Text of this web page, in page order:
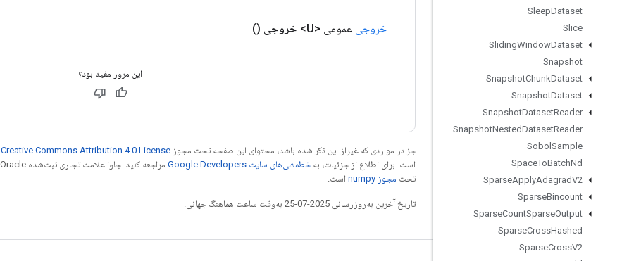
SleepDataset
Slice
SlidingWindowDataset
Snapshot
SnapshotChunkDataset
SnapshotDataset
SnapshotDatasetReader
SnapshotNestedDatasetReader
Sobol Sample
SpaceToBatchNd
SparseApplyAdagradV2
SparseBincount
SparseCountSparseOutput
SparseCrossHashed
SparseCrossV2
خروجی عمومی <U> خروجی ()
این مرور مفید بود؟
جز در مواردی که غیراز این ذکر شده باشد، محتوای این صفحه تحت مجوز Creative Commons Attribution 4.0 License
است. برای اطلاع از جزئیات، به خطمشی‌های سایت Google Developers‏
تحت مجوز numpy‏ است.
تاریخ آخرین به‌روزرسانی 2025-07-25 به‌وقت ساعت هماهنگ جهانی.